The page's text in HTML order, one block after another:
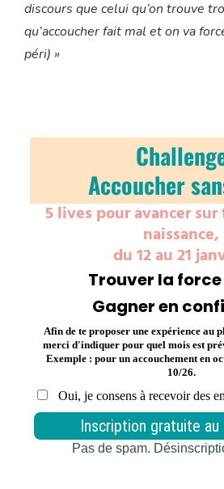
discours que celui qu’on trouve
qu’accoucher fait mal et on va
péri) »